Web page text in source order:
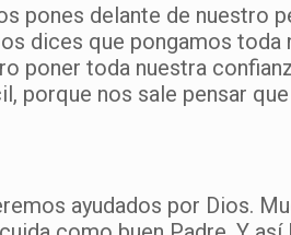
pones delante de nuestro
dices que pongamos toda
poner toda nuestra
porque nos sale pensar
ayudados por Dios.